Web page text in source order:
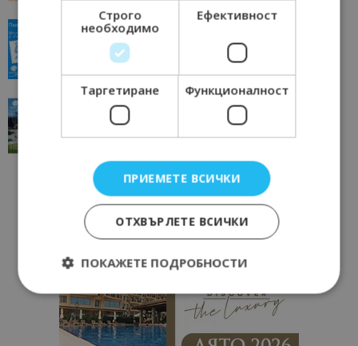
“Пощенска картичка от…”: Пловдив, градът на
всички времена
Пловдив 23/06/2026 10:00
“Пощенска картичка от…”: Перник – град на
традициите, културата и вдъхновяващите...
Перник 17/06/2026 09:01
Строго
необходимо
Ефективност
Таргетиране Функционалност
ПРИЕМЕТЕ ВСИЧКИ
ОТХВЪРЛЕТЕ ВСИЧКИ
ПОКАЖЕТЕ ПОДРОБНОСТИ
Строго необходимо